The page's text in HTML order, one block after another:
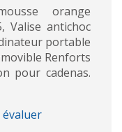
orange
Valise antichoc
portable
Renforts
pour cadenas.
évaluer